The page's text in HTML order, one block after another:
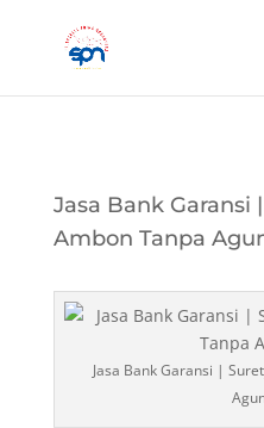
Jasa Bank Garansi
Ambon Tanpa
Jasa Bank Garansi |